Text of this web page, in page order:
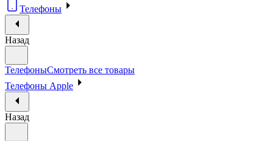
Телефоны
Назад
ТелефоныСмотреть все товары
Телефоны Apple
Назад